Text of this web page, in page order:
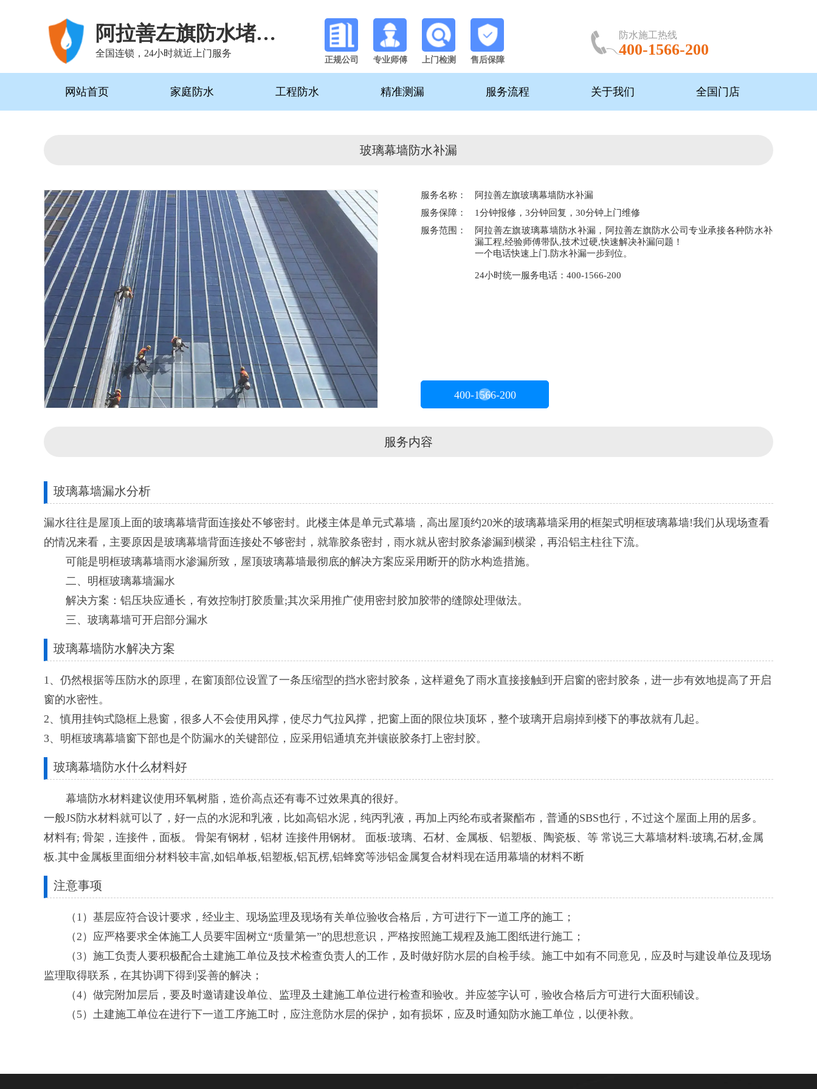
阿拉善左旗防水堵漏公司
全国连锁，24小时就近上门服务
正规公司 专业师傅 上门检测 售后保障
防水施工热线
400-1566-200
网站首页 家庭防水 工程防水 精准测漏 服务流程 关于我们 全国门店
玻璃幕墙防水补漏
服务名称：
阿拉善左旗玻璃幕墙防水补漏
服务保障：
1分钟报修，3分钟回复，30分钟上门维修
服务范围：
阿拉善左旗玻璃幕墙防水补漏，阿拉善左旗防水公司专业承接各种防水补
漏工程,经验师傅带队,技术过硬,快速解决补漏问题！
一个电话快速上门.防水补漏一步到位。
24小时统一服务电话：400-1566-200
400-1566-200
服务内容
玻璃幕墙漏水分析
漏水往往是屋顶上面的玻璃幕墙背面连接处不够密封。此楼主体是单元式幕墙，高出屋顶约20米的玻璃幕墙采用的框架式明框玻璃幕墙!我们从现场查看
的情况来看，主要原因是玻璃幕墙背面连接处不够密封，就靠胶条密封，雨水就从密封胶条渗漏到横梁，再沿铝主柱往下流。
可能是明框玻璃幕墙雨水渗漏所致，屋顶玻璃幕墙最彻底的解决方案应采用断开的防水构造措施。
二、明框玻璃幕墙漏水
解决方案：铝压块应通长，有效控制打胶质量;其次采用推广使用密封胶加胶带的缝隙处理做法。
三、玻璃幕墙可开启部分漏水
玻璃幕墙防水解决方案
1、仍然根据等压防水的原理，在窗顶部位设置了一条压缩型的挡水密封胶条，这样避免了雨水直接接触到开启窗的密封胶条，进一步有效地提高了开启
窗的水密性。
2、慎用挂钩式隐框上悬窗，很多人不会使用风撑，使尽力气拉风撑，把窗上面的限位块顶坏，整个玻璃开启扇掉到楼下的事故就有几起。
3、明框玻璃幕墙窗下部也是个防漏水的关键部位，应采用铝通填充并镶嵌胶条打上密封胶。
玻璃幕墙防水什么材料好
幕墙防水材料建议使用环氧树脂，造价高点还有毒不过效果真的很好。
一般JS防水材料就可以了，好一点的水泥和乳液，比如高铝水泥，纯丙乳液，再加上丙纶布或者聚酯布，普通的SBS也行，不过这个屋面上用的居多。
材料有; 骨架，连接件，面板。 骨架有钢材，铝材 连接件用钢材。 面板:玻璃、石材、金属板、铝塑板、陶瓷板、等 常说三大幕墙材料:玻璃,石材,金属
板.其中金属板里面细分材料较丰富,如铝单板,铝塑板,铝瓦楞,铝蜂窝等涉铝金属复合材料现在适用幕墙的材料不断
注意事项
（1）基层应符合设计要求，经业主、现场监理及现场有关单位验收合格后，方可进行下一道工序的施工；
（2）应严格要求全体施工人员要牢固树立“质量第一”的思想意识，严格按照施工规程及施工图纸进行施工；
（3）施工负责人要积极配合土建施工单位及技术检查负责人的工作，及时做好防水层的自检手续。施工中如有不同意见，应及时与建设单位及现场
监理取得联系，在其协调下得到妥善的解决；
（4）做完附加层后，要及时邀请建设单位、监理及土建施工单位进行检查和验收。并应签字认可，验收合格后方可进行大面积铺设。
（5）土建施工单位在进行下一道工序施工时，应注意防水层的保护，如有损坏，应及时通知防水施工单位，以便补救。